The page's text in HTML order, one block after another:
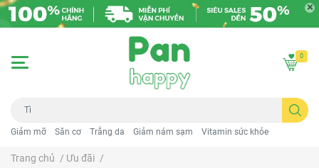
Giảm mỡ Săn cơ Trắng da Giảm nám sạm Vitamin sức khỏe
0
Trang chủ / Ưu đãi /